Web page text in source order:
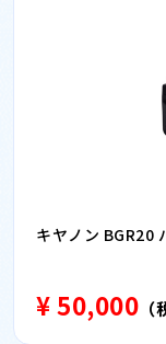
キヤノン BGR20
¥ 50,000 （